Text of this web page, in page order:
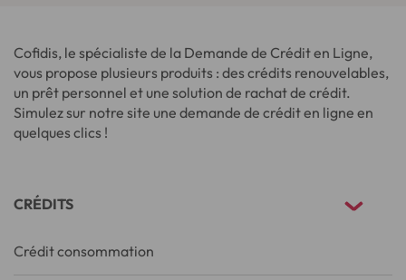
Cofidis, le spécialiste de la Demande de Crédit en Ligne,
vous propose plusieurs produits : des crédits renouvelables,
un prêt personnel et une solution de rachat de crédit.
Simulez sur notre site une demande de crédit en ligne en
quelques clics !
CRÉDITS
Crédit consommation